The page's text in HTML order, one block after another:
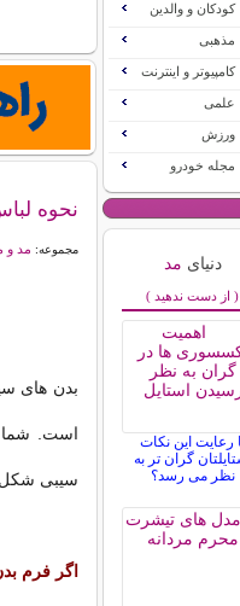
نحوه
مجموعه: مد و
بدن های
است. شما
سیبی شکل
اگر فرم
کودکان و والدین
مذهبی
کامپیوتر و اینترنت
علمی
ورزش
مجله خودرو
دنیای مد
( از دست ندهید )
رعایت این نکات
گران تر به
نظر می رسد؟